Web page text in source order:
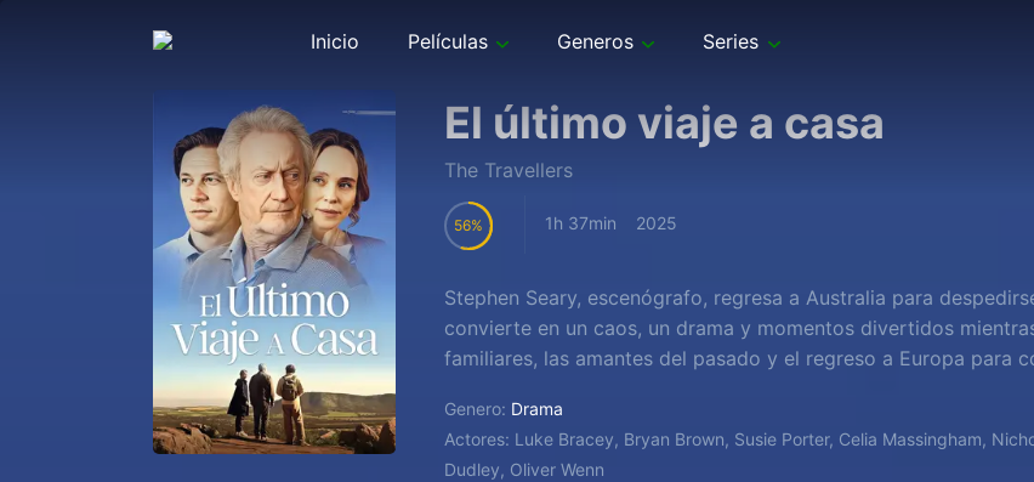
Inicio Películas Generos Series
El último viaje a casa
The Travellers
56 1h 37min 2025
Stephen Seary, escenógrafo, regresa a Australia para
convierte en un caos, un drama y momentos divertidos
familiares, las amantes del pasado y el regreso a Europa para
Genero: Drama
Actores: Luke Bracey, Bryan Brown, Susie Porter, Celia Massingham,
Dudley, Oliver Wenn